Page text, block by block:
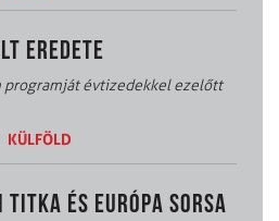
EREDETE
programját évtizedekkel ezelőtt
KÜLFÖLD
TITKA ÉS EURÓPA SORSA